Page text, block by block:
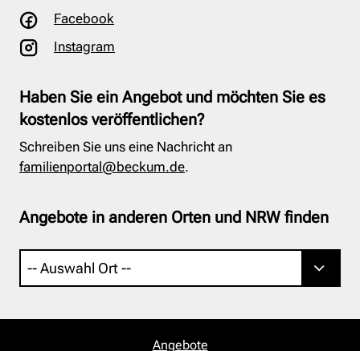
Facebook
Instagram
Haben Sie ein Angebot und möchten Sie es
kostenlos veröffentlichen?
Schreiben Sie uns eine Nachricht an
familienportal@beckum.de.
Angebote in anderen Orten und NRW finden
Angebote